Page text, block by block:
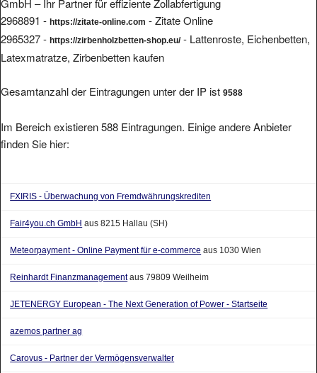
GmbH – Ihr Partner für effiziente Zollabfertigung
2968891 - https://zitate-online.com - Zitate Online
2965327 - https://zirbenholzbetten-shop.eu/- Lattenroste, Eichenbetten,
Latexmatratze, Zirbenbetten kaufen
Gesamtanzahl der Eintragungen unter der IP ist 9588
Im Bereich existieren 588 Eintragungen. Einige andere Anbieter
finden Sie hier:
FXIRIS - Überwachung von Fremdwährungskrediten
Fair4you.ch GmbH aus 8215 Hallau (SH)
Meteorpayment - Online Payment für e-commerce aus 1030 Wien
Reinhardt Finanzmanagementaus 79809 Weilheim
JETENERGY European - The Next Generation of Power - Startseite
azemos partner ag
Carovus - Partner der Vermögensverwalter